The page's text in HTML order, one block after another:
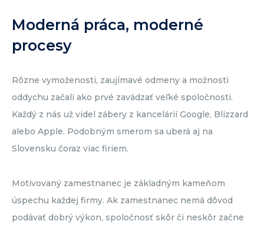
Moderná práca, moderné
procesy
Rôzne vymoženosti, zaujímavé odmeny a možnosti
oddychu začali ako prvé zavádzať veľké spoločnosti.
Každý z nás už videl zábery z kancelárií Google, Blizzard
alebo Apple. Podobným smerom sa uberá aj na
Slovensku čoraz viac firiem.
Motivovaný zamestnanec je základným kameňom
úspechu každej firmy. Ak zamestnanec nemá dôvod
podávať dobrý výkon, spoločnosť skôr či neskôr začne